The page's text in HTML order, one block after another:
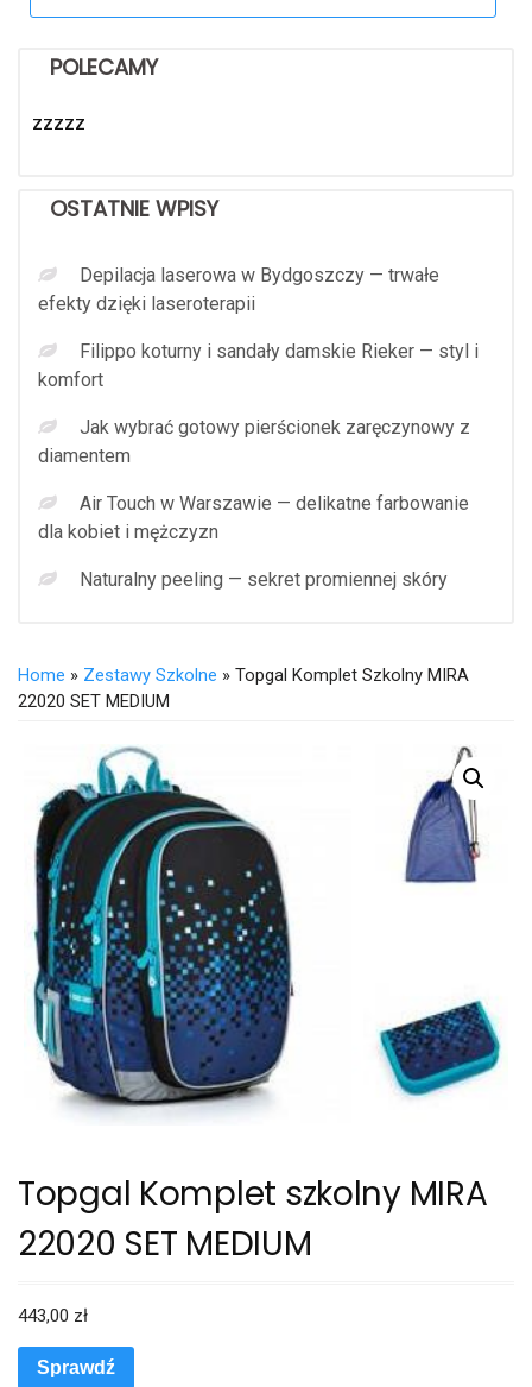
POLECAMY
zzzzz
OSTATNIE WPISY
Depilacja laserowa w Bydgoszczy — trwałe
efekty dzięki laseroterapii
Filippo koturny i sandały damskie Rieker — styl i
komfort
Jak wybrać gotowy pierścionek zaręczynowy z
diamentem
Air Touch w Warszawie — delikatne farbowanie
dla kobiet i mężczyzn
Naturalny peeling — sekret promiennej skóry
Home » Zestawy Szkolne » Topgal Komplet Szkolny MIRA
22020 SET MEDIUM
Topgal Komplet szkolny MIRA
22020 SET MEDIUM
443,00 zł
Sprawdź